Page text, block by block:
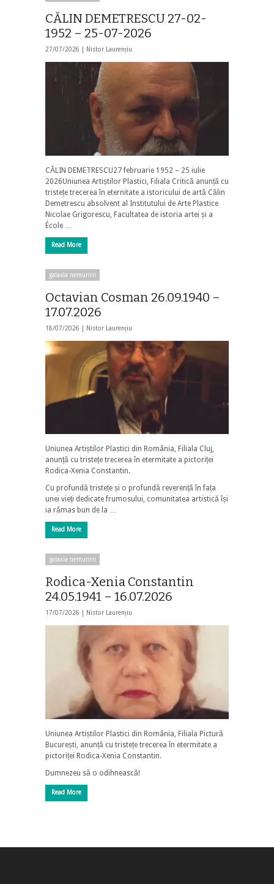
CĂLIN DEMETRESCU 27-02-
1952 – 25-07-2026
27/07/2026 | Nistor Laurențiu
CĂLIN DEMETRESCU27 februarie 1952 – 25 iulie
2026Uniunea Artiștilor Plastici, Filiala Critică anunță cu
tristețe trecerea în eternitate a istoricului de artă Călin
Demetrescu absolvent al Institutului de Arte Plastice
Nicolae Grigorescu, Facultatea de istoria artei și a
École …
Read More
galaxia nemuririi
Octavian Cosman 26.09.1940 –
17.07.2026
18/07/2026 | Nistor Laurențiu
Uniunea Artiștilor Plastici din România, Filiala Cluj,
anunță cu tristețe trecerea în etermitate a pictoriței
Rodica-Xenia Constantin.
Cu profundă tristețe și o profundă reverență în fața
unei vieți dedicate frumosului, comunitatea artistică își
ia rămas bun de la …
Read More
galaxia nemuririi
Rodica-Xenia Constantin
24.05.1941 – 16.07.2026
17/07/2026 | Nistor Laurențiu
Uniunea Artiștilor Plastici din România, Filiala Pictură
București, anunță cu tristețe trecerea în etermitate a
pictoriței Rodica-Xenia Constantin.
Dumnezeu să o odihnească!
Read More